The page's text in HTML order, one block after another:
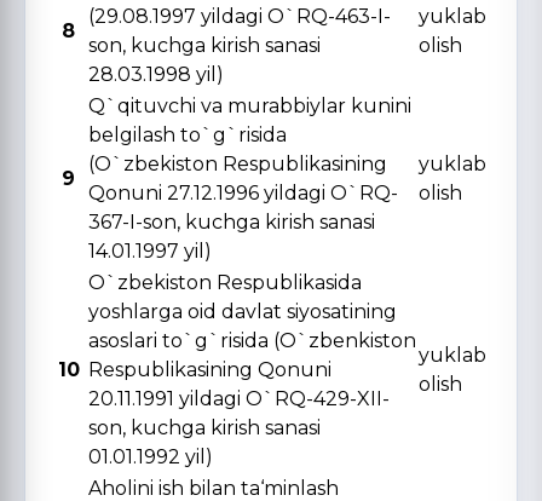
8
(29.08.1997 yildagi O`RQ-463-I-
son, kuchga kirish sanasi
28.03.1998 yil)
yuklab
olish
9
Q`qituvchi va murabbiylar kunini
belgilash to`g`risida
(O`zbekiston Respublikasining
Qonuni 27.12.1996 yildagi O`RQ-
367-I-son, kuchga kirish sanasi
14.01.1997 yil)
yuklab
olish
10
O`zbekiston Respublikasida
yoshlarga oid davlat siyosatining
asoslari to`g`risida (O`zbenkiston
Respublikasining Qonuni
20.11.1991 yildagi O`RQ-429-XII-
son, kuchga kirish sanasi
01.01.1992 yil)
yuklab
olish
Aholini ish bilan ta‘minlash